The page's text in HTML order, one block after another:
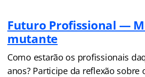
Futuro Profissional —
mutante
Como estarão os profissionais
anos? Participe da reflexão sobre